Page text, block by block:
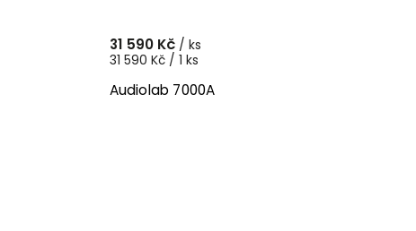
Audiolab 7000A
31 590 Kč / ks
31 590 Kč / 1 ks